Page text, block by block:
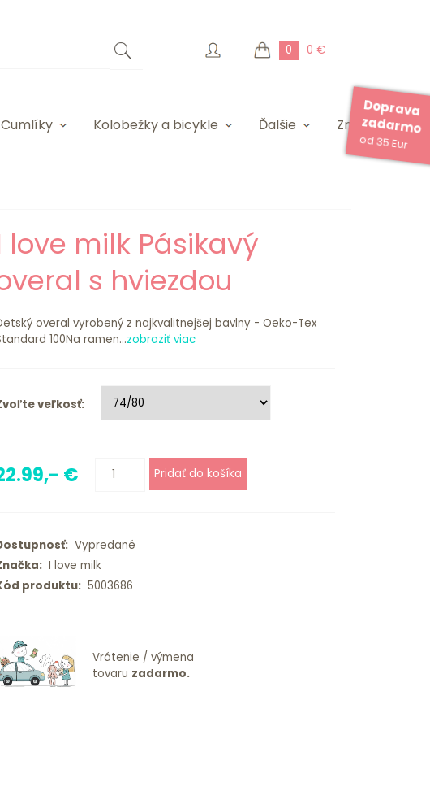
0 0 €
Doprava
zadarmo
od 35 Eur
Cumlíky Kolobežky a bicykle Ďalšie Značky
love milk Pásikavý
s hviezdou
overal vyrobený z najkvalitnejšej bavlny - Oeko-Tex
100Na ramen...zobraziť viac
veľkosť:
€
Vypredané
I love milk
produktu:5003686
Vrátenie / výmena
tovaru zadarmo.